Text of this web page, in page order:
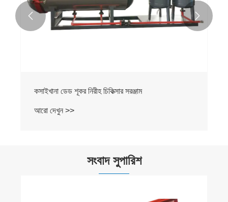
কসাইখানা ডেড শূকর নিরীহ চিকিত্সার সরঞ্জাম
আরো দেখুন >>
 
সংবাদ সুপারিশ